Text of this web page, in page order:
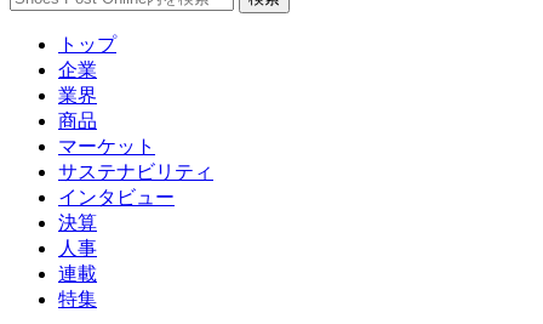
トップ
企業
業界
商品
マーケット
サステナビリティ
インタビュー
決算
人事
連載
特集